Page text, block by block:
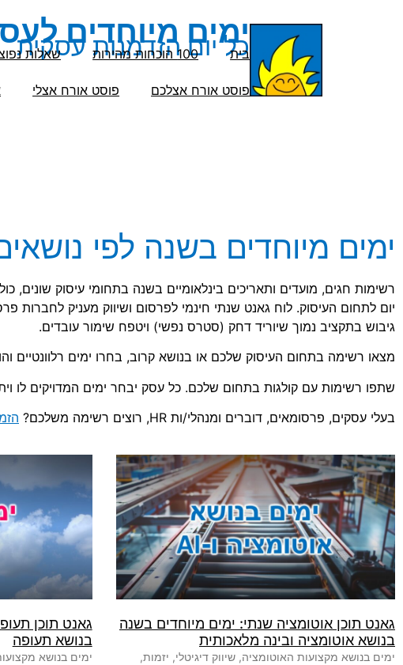
ימים מיוחדים
כל יום הזדמנות עסקית
בית 100 הוכחות מהירות שאלות
פוסט אורח אצלכם פוסט אורח אצלי
ימים מיוחדים בשנה לפי
רשימות חגים, מועדים ותאריכים בינלאומיים בשנה בתחומי עיסוק שונים,
יום לתחום העיסוק. לוח גאנט שנתי חינמי לפרסום ושיווק מעניק לחברות
גיבוש בתקציב נמוך שיוריד דחק (סטרס נפשי) ויטפח שימור עובדים.
מצאו רשימה בתחום העיסוק שלכם או בנושא קרוב, בחרו ימים רלוונטיים
שתפו רשימות עם קולגות בתחום שלכם. כל עסק יבחר ימים המדויקים לו
בעלי עסקים, פרסומאים, דוברים ומנהלי/ות HR, רוצים רשימה משלכם?
גאנט תוכן אוטומציה שנתי: ימים מיוחדים בשנה
בנושא אוטומציה ובינה מלאכותית
ימים בנושא מקצועות האוטומציה, שיווק דיגיטלי, יזמות,
גאנט תוכן
בנושא תעופה
ימים בנושא